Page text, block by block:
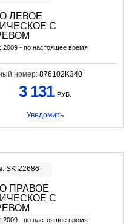
ЛЕВОЕ
С
2009 - по настоящее время
номер: 876102K340
3 131 РУБ.
Уведомить
SK-22686
ПРАВОЕ
С
2009 - по настоящее время